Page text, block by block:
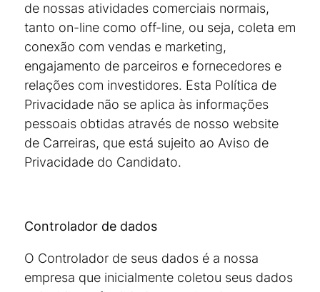
de nossas atividades comerciais normais,
tanto on-line como off-line, ou seja, coleta em
conexão com vendas e marketing,
engajamento de parceiros e fornecedores e
relações com investidores. Esta Política de
Privacidade não se aplica às informações
pessoais obtidas através de nosso website
de Carreiras, que está sujeito ao Aviso de
Privacidade do Candidato.
Controlador de dados
O Controlador de seus dados é a nossa
empresa que inicialmente coletou seus dados